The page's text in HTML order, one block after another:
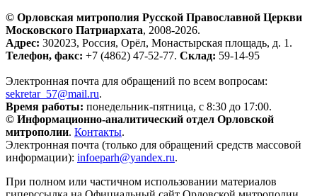
© Орловская митрополия Русской Православной Церкви
Московского Патриархата, 2008-2026.
Адрес: 302023, Россия, Орёл, Монастырская площадь, д. 1.
Телефон, факс: +7 (4862) 47-52-77. Склад: 59-14-95
Электронная почта для обращений по всем вопросам:
sekretar_57@mail.ru.
Время работы: понедельник-пятница, с 8:30 до 17:00.
© Информационно-аналитический отдел Орловской
митрополии. Контакты.
Электронная почта (только для обращений средств массовой
информации): infoeparh@yandex.ru.
При полном или частичном использовании материалов